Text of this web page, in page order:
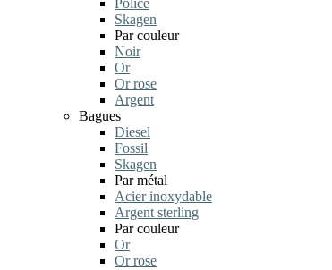
Police
Skagen
Par couleur
Noir
Or
Or rose
Argent
Bagues
Diesel
Fossil
Skagen
Par métal
Acier inoxydable
Argent sterling
Par couleur
Or
Or rose